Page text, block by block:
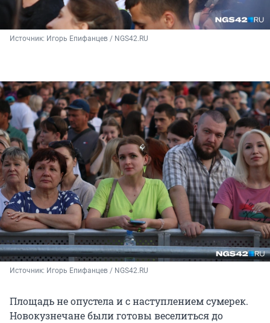
Источник: Игорь Епифанцев / NGS42.RU
Источник: Игорь Епифанцев / NGS42.RU
Площадь не опустела и с наступлением сумерек.
Новокузнечане были готовы веселиться до